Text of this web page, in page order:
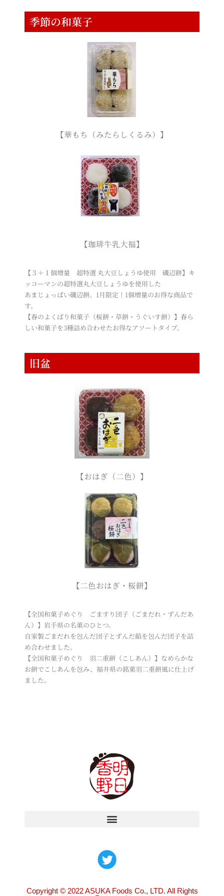
季節の和菓子
【華もち（みたらしくるみ）】
【珈琲牛乳大福】
【３＋１個増量 超特選 丸大豆しょうゆ使用 磯辺餅】キ
ッコーマンの超特選丸大豆しょうゆを使用した
あまじょっぱい磯辺餅。1月限定！1個増量のお得な商品で
す。
【春のよくばり和菓子（桜餅・草餅・うぐいす餅）】春ら
しい和菓子を3種詰め合わせたお得なアソートタイプ。
旧盆
【おはぎ（二色）】
【二色おはぎ・桜餅】
【全国和菓子めぐり ごますり団子（ごまだれ・ずんだあ
ん）】岩手県の名菓のひとつ。
自家製ごまだれを包んだ団子とずんだ餡を包んだ団子を詰
め合わせました。
【全国和菓子めぐり 羽二重餅（こしあん）】なめらかな
お餅でこしあんを包み、福井県の銘菓羽二重餅風に仕上げ
ました。
Copyright © 2022 ASUKA Foods Co., LTD. All Rights